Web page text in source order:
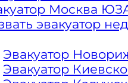
Москва
эвакуатор
Эвакуатор
Эвакуатор